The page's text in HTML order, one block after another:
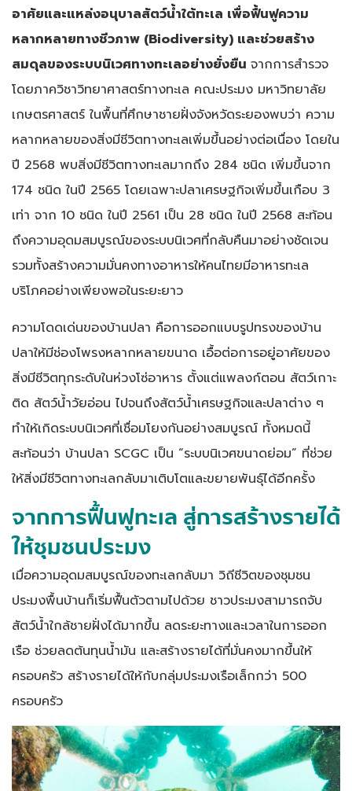
อาศัยและแหล่งอนุบาลสัตว์น้ำใต้ทะเล เพื่อฟื้นฟูความ
หลากหลายทางชีวภาพ (Biodiversity) และช่วยสร้าง
สมดุลของระบบนิเวศทางทะเลอย่างยั่งยืน จากการสำรวจ
โดยภาควิชาวิทยาศาสตร์ทางทะเล คณะประมง มหาวิทยาลัย
เกษตรศาสตร์ ในพื้นที่ศึกษาชายฝั่งจังหวัดระยองพบว่า ความ
หลากหลายของสิ่งมีชีวิตทางทะเลเพิ่มขึ้นอย่างต่อเนื่อง โดยใน
ปี 2568 พบสิ่งมีชีวิตทางทะเลมากถึง 284 ชนิด เพิ่มขึ้นจาก
174 ชนิด ในปี 2565 โดยเฉพาะปลาเศรษฐกิจเพิ่มขึ้นเกือบ 3
เท่า จาก 10 ชนิด ในปี 2561 เป็น 28 ชนิด ในปี 2568 สะท้อน
ถึงความอุดมสมบูรณ์ของระบบนิเวศที่กลับคืนมาอย่างชัดเจน
รวมทั้งสร้างความมั่นคงทางอาหารให้คนไทยมีอาหารทะเล
บริโภคอย่างเพียงพอในระยะยาว
ความโดดเด่นของบ้านปลา คือการออกแบบรูปทรงของบ้าน
ปลาให้มีช่องโพรงหลากหลายขนาด เอื้อต่อการอยู่อาศัยของ
สิ่งมีชีวิตทุกระดับในห่วงโซ่อาหาร ตั้งแต่แพลงก์ตอน สัตว์เกาะ
ติด สัตว์น้ำวัยอ่อน ไปจนถึงสัตว์น้ำเศรษฐกิจและปลาต่าง ๆ
ทำให้เกิดระบบนิเวศที่เชื่อมโยงกันอย่างสมบูรณ์ ทั้งหมดนี้
สะท้อนว่า บ้านปลา SCGC เป็น “ระบบนิเวศขนาดย่อม” ที่ช่วย
ให้สิ่งมีชีวิตทางทะเลกลับมาเติบโตและขยายพันธุ์ได้อีกครั้ง
จากการฟื้นฟูทะเล สู่การสร้างรายได้
ให้ชุมชนประมง
เมื่อความอุดมสมบูรณ์ของทะเลกลับมา วิถีชีวิตของชุมชน
ประมงพื้นบ้านก็เริ่มฟื้นตัวตามไปด้วย ชาวประมงสามารถจับ
สัตว์น้ำใกล้ชายฝั่งได้มากขึ้น ลดระยะทางและเวลาในการออก
เรือ ช่วยลดต้นทุนน้ำมัน และสร้างรายได้ที่มั่นคงมากขึ้นให้
ครอบครัว สร้างรายได้ให้กับกลุ่มประมงเรือเล็กกว่า 500
ครอบครัว